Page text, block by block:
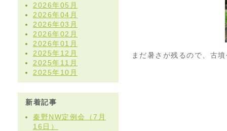
2026年05月
2026年04月
2026年03月
2026年02月
2026年01月
2025年12月
2025年11月
2025年10月
新着記事
秦野NW定例会（7月
16日）
まだ暑さが残るので、古